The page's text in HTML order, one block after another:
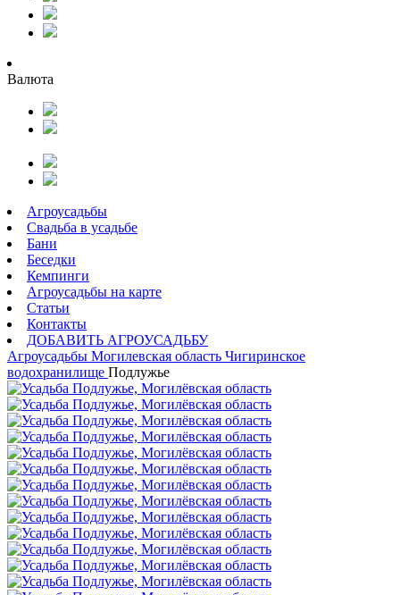
Валюта
Агроусадьбы
Свадьба в усадьбе
Бани
Беседки
Кемпинги
Агроусадьбы на карте
Статьи
Контакты
ДОБАВИТЬ АГРОУСАДЬБУ
Агроусадьбы Могилевская область Чигиринское
водохранилище Подлужье